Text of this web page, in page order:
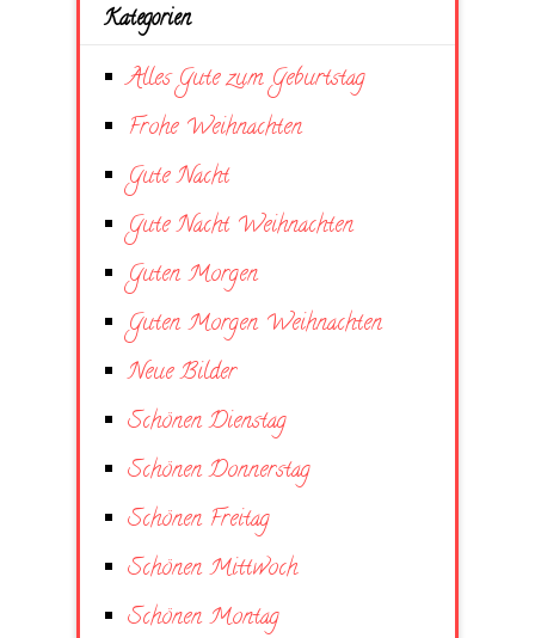
Kategorien
Alles Gute zum Geburtstag
Frohe Weihnachten
Gute Nacht
Gute Nacht Weihnachten
Guten Morgen
Guten Morgen Weihnachten
Neue Bilder
Schönen Dienstag
Schönen Donnerstag
Schönen Freitag
Schönen Mittwoch
Schönen Montag